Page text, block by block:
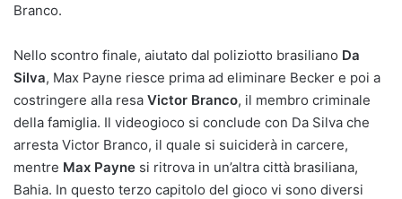
Branco.
Nello scontro finale, aiutato dal poliziotto brasiliano Da
Silva, Max Payne riesce prima ad eliminare Becker e poi a
costringere alla resa Victor Branco, il membro criminale
della famiglia. Il videogioco si conclude con Da Silva che
arresta Victor Branco, il quale si suiciderà in carcere,
mentre Max Payne si ritrova in un’altra città brasiliana,
Bahia. In questo terzo capitolo del gioco vi sono diversi